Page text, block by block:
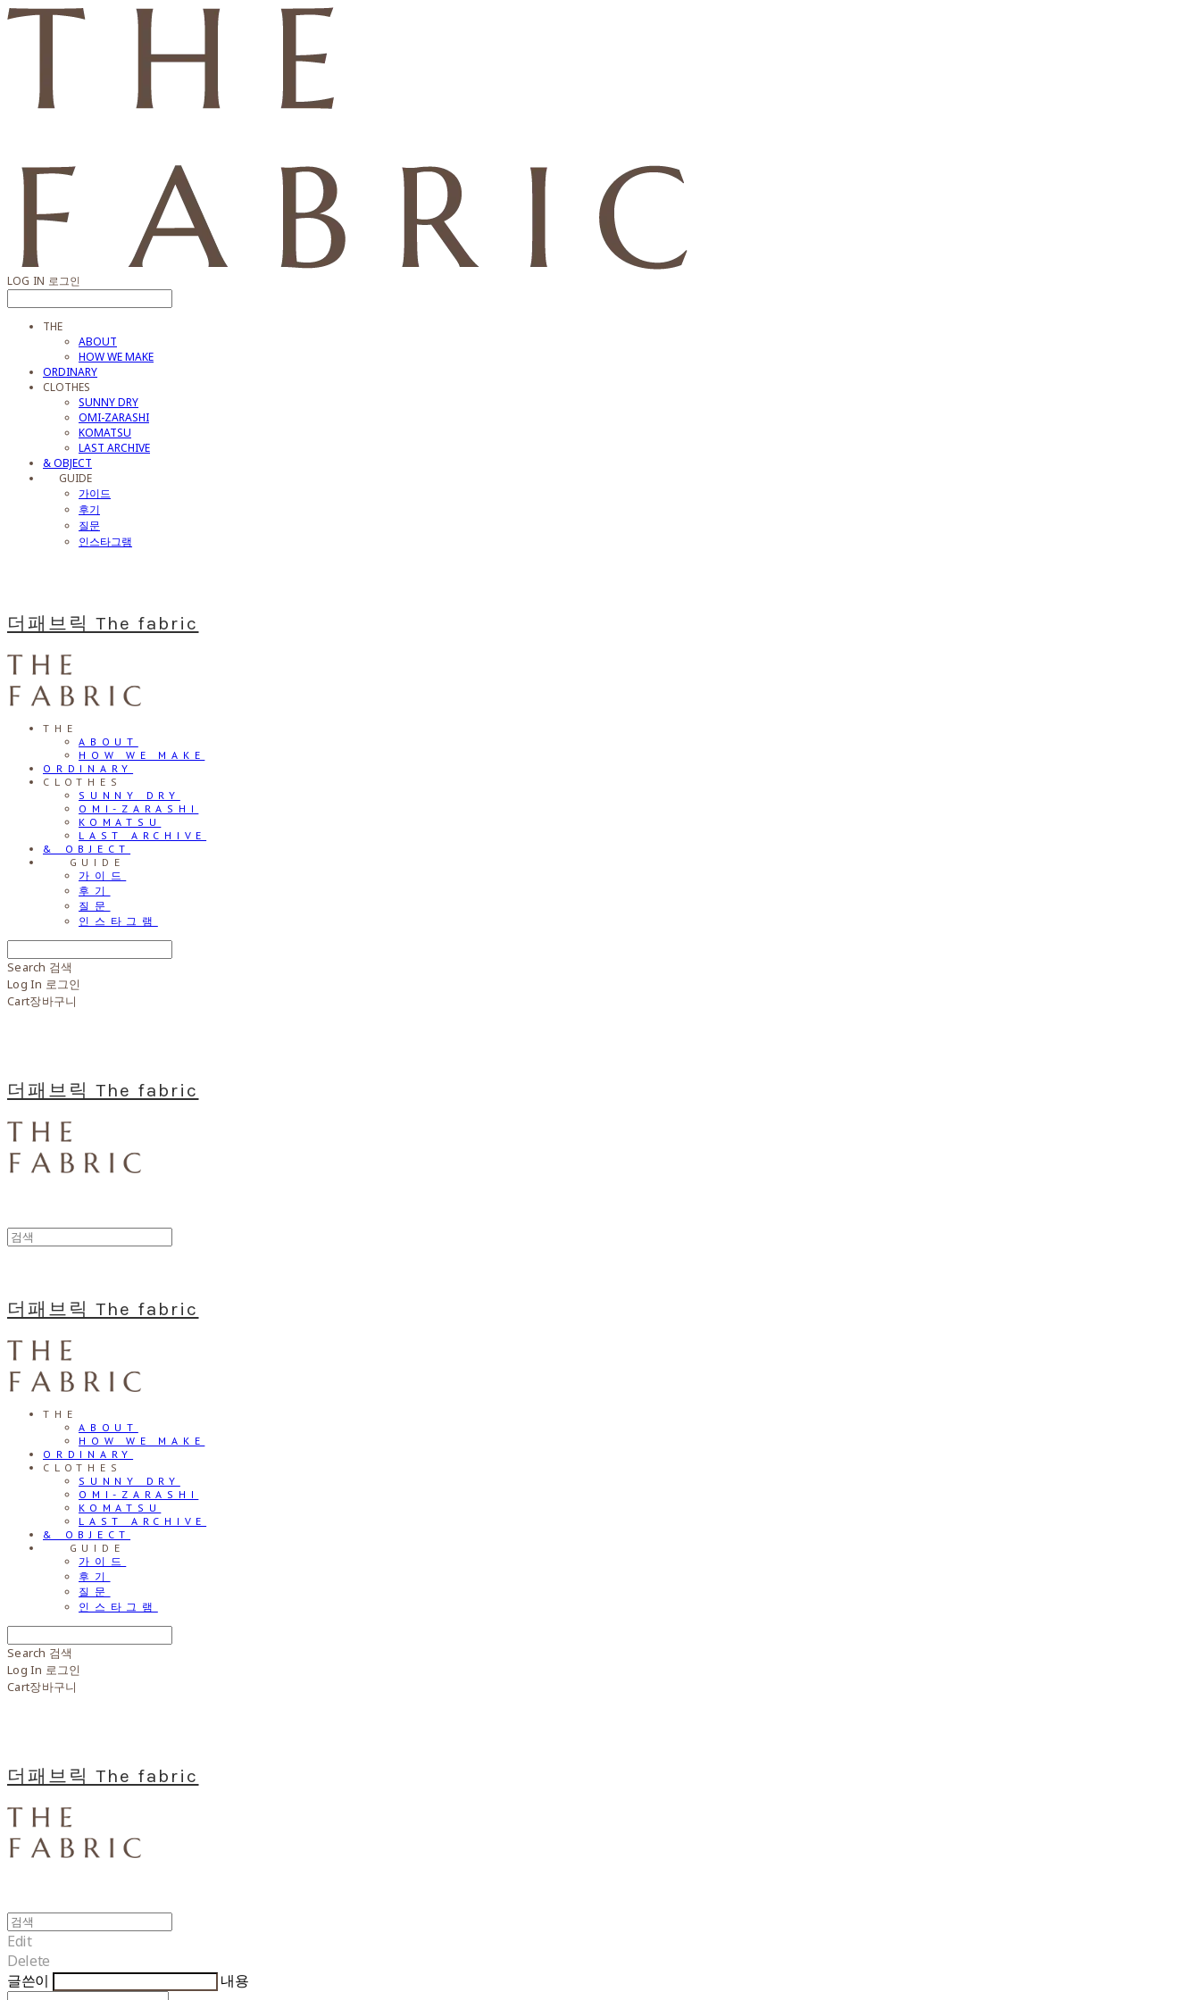
LOG IN 로그인
THE
ABOUT
HOW WE MAKE
ORDINARY
CLOTHES
SUNNY DRY
OMI-ZARASHI
KOMATSU
LAST ARCHIVE
& OBJECT
⠀⠀GUIDE
가이드
후기
질문
인스타그램
더패브릭 The fabric
THE
ABOUT
HOW WE MAKE
ORDINARY
CLOTHES
SUNNY DRY
OMI-ZARASHI
KOMATSU
LAST ARCHIVE
& OBJECT
⠀⠀GUIDE
가이드
후기
질문
인스타그램
Search 검색
Log In 로그인
Cart장바구니
더패브릭 The fabric
더패브릭 The fabric
THE
ABOUT
HOW WE MAKE
ORDINARY
CLOTHES
SUNNY DRY
OMI-ZARASHI
KOMATSU
LAST ARCHIVE
& OBJECT
⠀⠀GUIDE
가이드
후기
질문
인스타그램
Search 검색
Log In 로그인
Cart장바구니
더패브릭 The fabric
Edit
Delete
글쓴이
내용